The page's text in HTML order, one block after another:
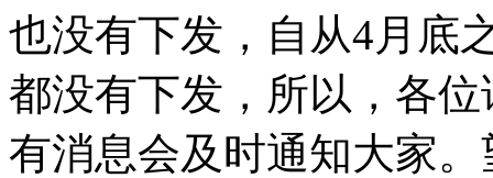
也没有下发，自从4月底
都没有下发，所以，各
有消息会及时通知大家